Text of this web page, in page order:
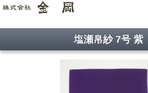
塩瀬帛紗 7号 紫